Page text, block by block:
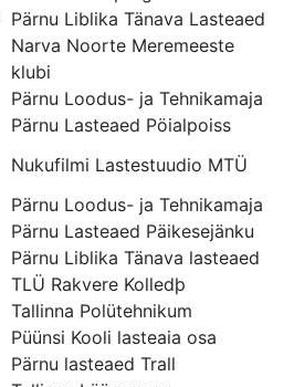
Pärnu Liblika Tänava Lasteaed
Narva Noorte Meremeeste
klubi
Pärnu Loodus- ja Tehnikamaja
Pärnu Lasteaed Pöialpoiss
Nukufilmi Lastestuudio MTÜ
Pärnu Loodus- ja Tehnikamaja
Pärnu Lasteaed Päikesejänku
Pärnu Liblika Tänava lasteaed
TLÜ Rakvere Kolledþ
Tallinna Polütehnikum
Püünsi Kooli lasteaia osa
Pärnu lasteaed Trall